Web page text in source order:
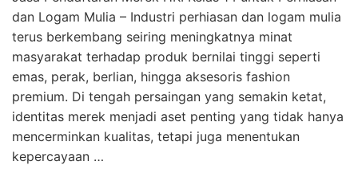
dan Logam Mulia – Industri perhiasan dan logam mulia
terus berkembang seiring meningkatnya minat
masyarakat terhadap produk bernilai tinggi seperti
emas, perak, berlian, hingga aksesoris fashion
premium. Di tengah persaingan yang semakin ketat,
identitas merek menjadi aset penting yang tidak hanya
mencerminkan kualitas, tetapi juga menentukan
kepercayaan …